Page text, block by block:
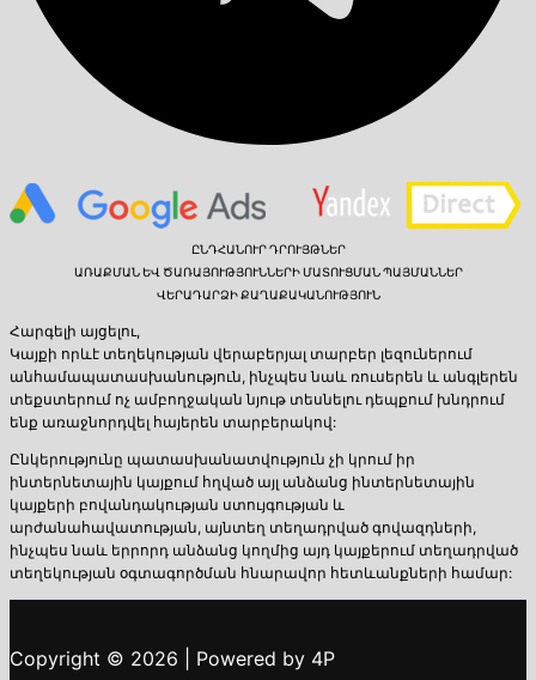
ԸՆԴՀԱՆՈՒՐ ԴՐՈՒՅԹՆԵՐ
ԱՌԱՔՄԱՆ ԵՎ ԾԱՌԱՅՈՒԹՅՈՒՆՆԵՐԻ ՄԱՏՈՒՑՄԱՆ ՊԱՅՄԱՆՆԵՐ
ՎԵՐԱԴԱՐՁԻ ՔԱՂԱՔԱԿԱՆՈՒԹՅՈՒՆ
Հարգելի այցելու,
Կայքի որևէ տեղեկության վերաբերյալ տարբեր լեզուներում
անհամապատասխանություն, ինչպես նաև ռուսերեն և անգլերեն
տեքստերում ոչ ամբողջական նյութ տեսնելու դեպքում խնդրում
ենք առաջնորդվել հայերեն տարբերակով:
Ընկերությունը պատասխանատվություն չի կրում իր
ինտերնետային կայքում հղված այլ անձանց ինտերնետային
կայքերի բովանդակության ստույգության և
արժանահավատության, այնտեղ տեղադրված գովազդների,
ինչպես նաև երրորդ անձանց կողմից այդ կայքերում տեղադրված
տեղեկության օգտագործման հնարավոր հետևանքների համար:
Copyright © 2026 | Powered by 4P